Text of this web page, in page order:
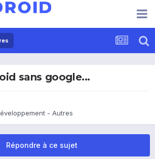
sans google...
- Autres
Répondre à ce sujet